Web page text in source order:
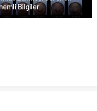
Bilgiler